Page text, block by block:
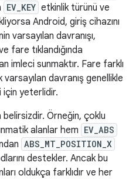
EV_KEY etkinlik türünü ve
Android, giriş cihazını
varsayılan davranışı,
fare tıklandığında
imleci sunmaktır. Fare farklı
varsayılan davranış genellikle
yeterlidir.
belirsizdir. Örneğin, çoklu
alanlar hem EV_ABS
ABS_MT_POSITION_X
destekler. Ancak bu
oldukça farklıdır ve her